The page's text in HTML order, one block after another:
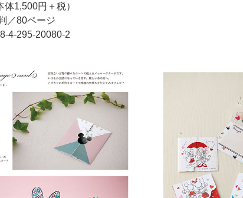
体1,500円＋税）
／80ページ
4-295-20080-2